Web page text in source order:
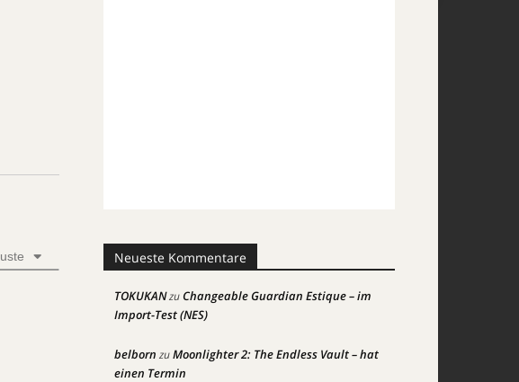
Neueste Kommentare
TOKUKANzuChangeable Guardian Estique – im
Import-Test (NES)
belborn zuMoonlighter 2: The Endless Vault – hat
einen Termin